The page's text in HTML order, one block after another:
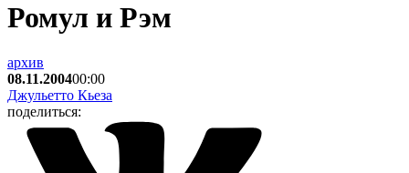
Ромул и Рэм
архив
08.11.200400:00
Джульетто Кьеза
поделиться: